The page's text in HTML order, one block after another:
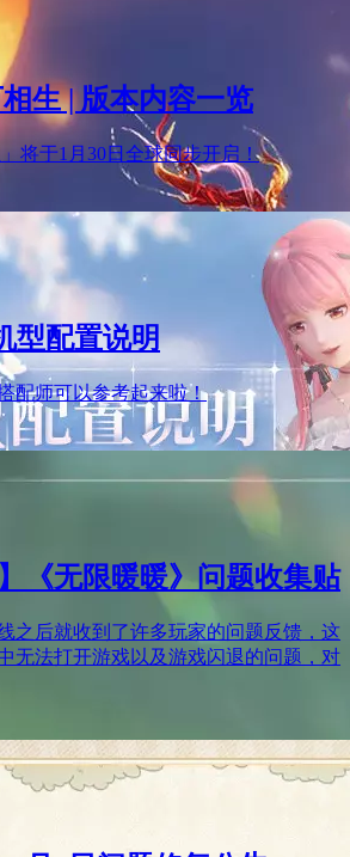
生 | 版本内容一览
将于1月30日全球同步开启！
型配置说明
配师可以参考起来啦！
《无限暖暖》问题收集贴
之后就收到了许多玩家的问题反馈，这
无法打开游戏以及游戏闪退的问题，对